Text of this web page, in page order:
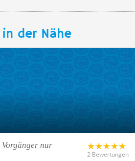
der Nähe
Vorgänger nur
2 Bewertungen